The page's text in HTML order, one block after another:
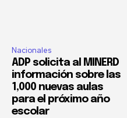
Nacionales
ADP solicita al MINERD
información sobre las
1,000 nuevas aulas
para el próximo año
escolar